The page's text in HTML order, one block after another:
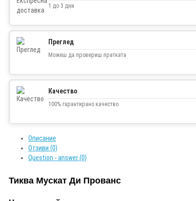
1 до 3 дни
Преглед
Можеш да провериш пратката
Качество
100% гарантирано качество
Описание
Отзиви (0)
Question - answer (0)
Тиква Мускат Ди Прованс